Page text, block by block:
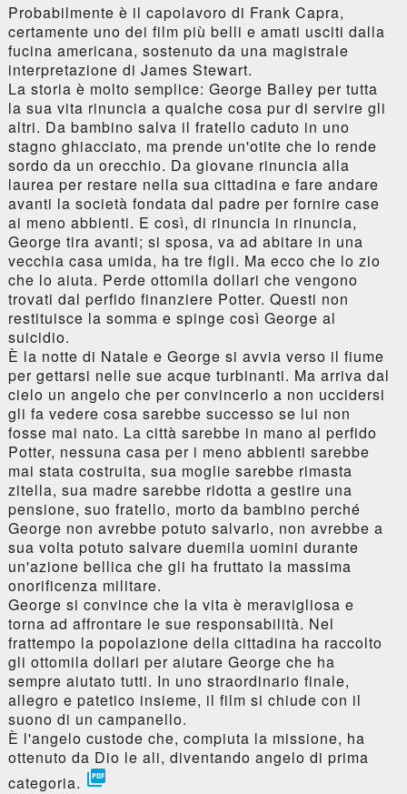
Probabilmente è il capolavoro di Frank Capra,
certamente uno dei film più belli e amati usciti dalla
fucina americana, sostenuto da una magistrale
interpretazione di James Stewart.
La storia è molto semplice: George Bailey per tutta
la sua vita rinuncia a qualche cosa pur di servire gli
altri. Da bambino salva il fratello caduto in uno
stagno ghiacciato, ma prende un'otite che lo rende
sordo da un orecchio. Da giovane rinuncia alla
laurea per restare nella sua cittadina e fare andare
avanti la società fondata dal padre per fornire case
ai meno abbienti. E così, di rinuncia in rinuncia,
George tira avanti; si sposa, va ad abitare in una
vecchia casa umida, ha tre figli. Ma ecco che lo zio
che lo aiuta. Perde ottomila dollari che vengono
trovati dal perfido finanziere Potter. Questi non
restituisce la somma e spinge così George al
suicidio.
È la notte di Natale e George si avvia verso il fiume
per gettarsi nelle sue acque turbinanti. Ma arriva dal
cielo un angelo che per convincerlo a non uccidersi
gli fa vedere cosa sarebbe successo se lui non
fosse mai nato. La città sarebbe in mano al perfido
Potter, nessuna casa per i meno abbienti sarebbe
mai stata costruita, sua moglie sarebbe rimasta
zitella, sua madre sarebbe ridotta a gestire una
pensione, suo fratello, morto da bambino perché
George non avrebbe potuto salvarlo, non avrebbe a
sua volta potuto salvare duemila uomini durante
un'azione bellica che gli ha fruttato la massima
onorificenza militare.
George si convince che la vita è meravigliosa e
torna ad affrontare le sue responsabilità. Nel
frattempo la popolazione della cittadina ha raccolto
gli ottomila dollari per aiutare George che ha
sempre aiutato tutti. In uno straordinario finale,
allegro e patetico insieme, il film si chiude con il
suono di un campanello.
È l'angelo custode che, compiuta la missione, ha
ottenuto da Dio le ali, diventando angelo di prima
categoria. 